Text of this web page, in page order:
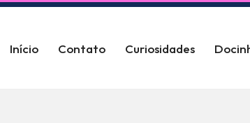
Início Contato Curiosidades